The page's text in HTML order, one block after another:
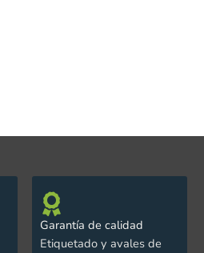
Garantía de calidad
Etiquetado y avales de